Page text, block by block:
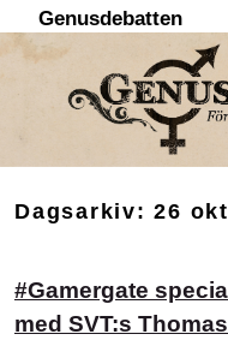
Genusdebatten
Dagsarkiv:26
#Gamergate
med SVT:s